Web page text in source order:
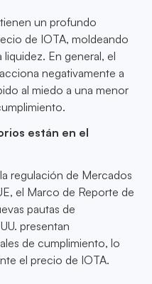
un profundo
de IOTA, moldeando
En general, el
negativamente a
al miedo a una menor
están en el
regulación de Mercados
el Marco de Reporte de
pautas de
presentan
de cumplimiento, lo
el precio de IOTA.